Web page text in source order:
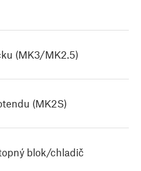
(MK3/MK2.5)
(MK2S)
blok/chladič